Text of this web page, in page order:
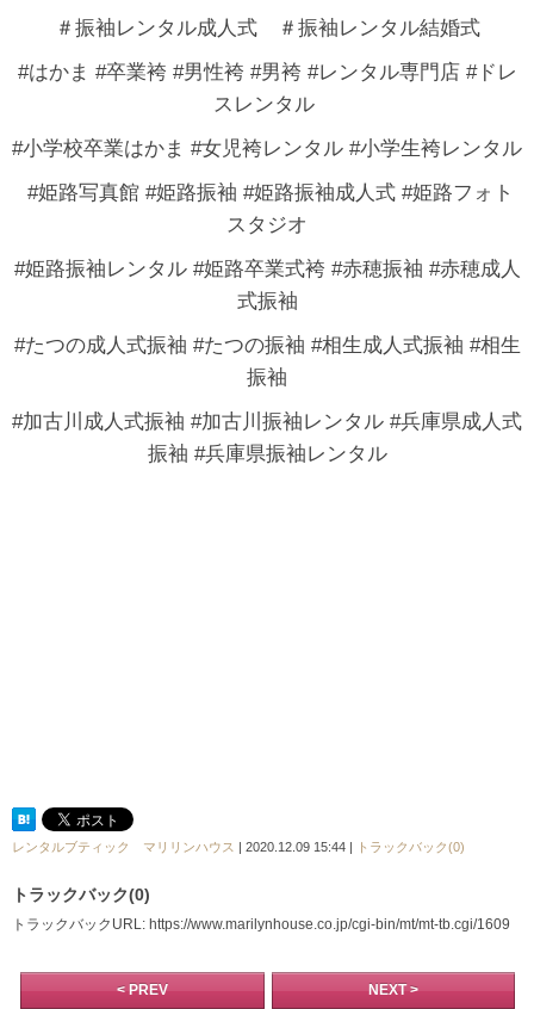
＃振袖レンタル成人式 ＃振袖レンタル結婚式
#はかま #卒業袴 #男性袴 #男袴 #レンタル専門店 #ドレ
スレンタル
#小学校卒業はかま #女児袴レンタル #小学生袴レンタル
#姫路写真館 #姫路振袖 #姫路振袖成人式 #姫路フォト
スタジオ
#姫路振袖レンタル #姫路卒業式袴 #赤穂振袖 #赤穂成人
式振袖
#たつの成人式振袖 #たつの振袖 #相生成人式振袖 #相生
振袖
#加古川成人式振袖 #加古川振袖レンタル #兵庫県成人式
振袖 #兵庫県振袖レンタル
レンタルブティック マリリンハウス | 2020.12.09 15:44 | トラックバック(0)
トラックバック(0)
トラックバックURL: https://www.marilynhouse.co.jp/cgi-bin/mt/mt-tb.cgi/1609
< PREV NEXT >